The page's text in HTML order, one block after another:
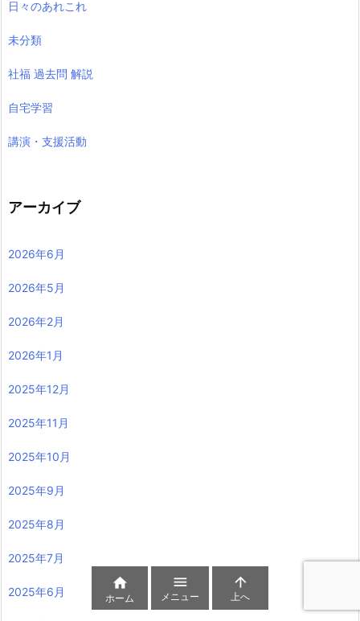
日々のあれこれ
未分類
社福 過去問 解説
自宅学習
講演・支援活動
アーカイブ
2026年6月
2026年5月
2026年2月
2026年1月
2025年12月
2025年11月
2025年10月
2025年9月
2025年8月
2025年7月
2025年6月

ホーム

メニュー

上へ